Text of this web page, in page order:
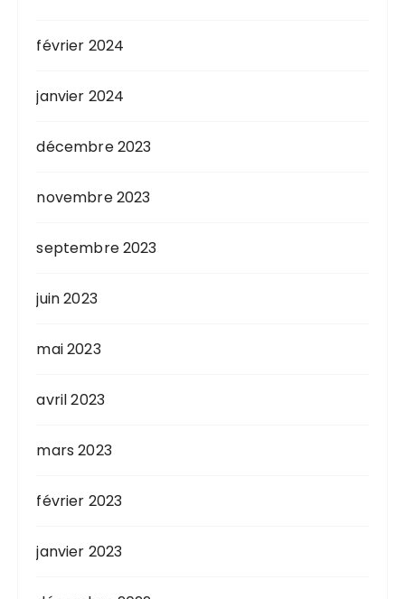
février 2024
janvier 2024
décembre 2023
novembre 2023
septembre 2023
juin 2023
mai 2023
avril 2023
mars 2023
février 2023
janvier 2023